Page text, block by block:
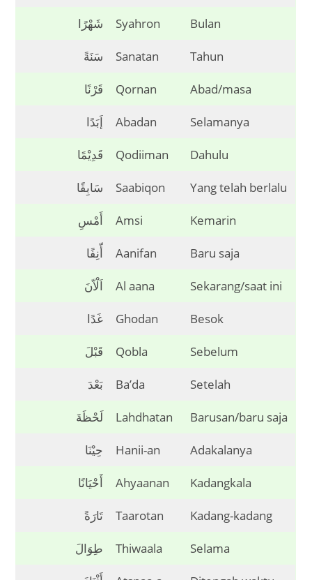
شَهْرًا Syahron Bulan
سَنَةً Sanatan Tahun
قَرْنًا Qornan Abad/masa
إَبَدًا Abadan Selamanya
قَدِيْمًا Qodiiman Dahulu
سَابِقًا Saabiqon Yang telah berlalu
أَمْسِ Amsi Kemarin
أّنِفًا Aanifan Baru saja
اَلْاّنَ Al aana Sekarang/saat ini
غَدًا Ghodan Besok
قَبْلَ Qobla Sebelum
بَعْدَ Ba’da Setelah
لَحْظَةَ Lahdhatan Barusan/baru saja
حِيْنَا Hanii-an Adakalanya
أَحْيَانًا Ahyaanan Kadangkala
تَارَةً Taarotan Kadang-kadang
طِوَالَ Thiwaala Selama